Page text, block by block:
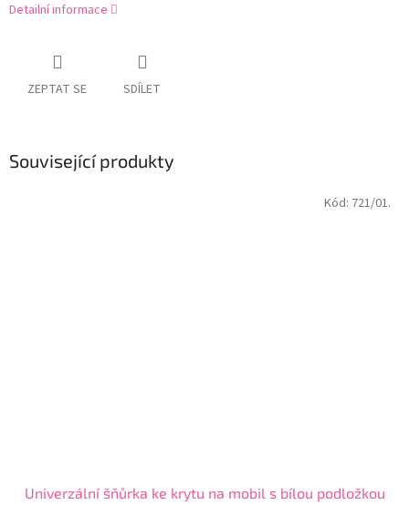
Detailní informace
ZEPTAT SE SDÍLET
Související produkty
Univerzální šňůrka ke krytu na mobil s bílou podložkou
Kód: 721/01.